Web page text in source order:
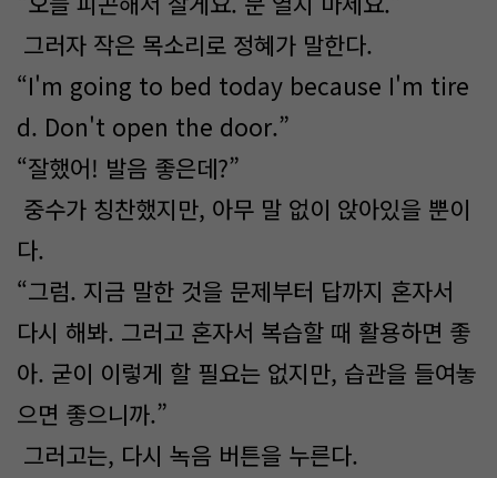
그러자 작은 목소리로 정혜가 말한다.
“I'm going to bed today because I'm tire
d. Don't open the door.”
“잘했어! 발음 좋은데?”
중수가 칭찬했지만, 아무 말 없이 앉아있을 뿐이
다.
“그럼. 지금 말한 것을 문제부터 답까지 혼자서
다시 해봐. 그러고 혼자서 복습할 때 활용하면 좋
아. 굳이 이렇게 할 필요는 없지만, 습관을 들여놓
으면 좋으니까.”
그러고는, 다시 녹음 버튼을 누른다.